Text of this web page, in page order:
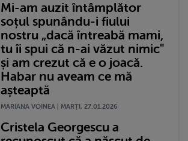
Mi-am auzit întâmplător
soțul spunându-i fiului
nostru „dacă întreabă mami,
tu îi spui că n-ai văzut nimic"
și am crezut că e o joacă.
Habar nu aveam ce mă
așteaptă
MARIANA VOINEA | MARŢI, 27.01.2026
Cristela Georgescu a